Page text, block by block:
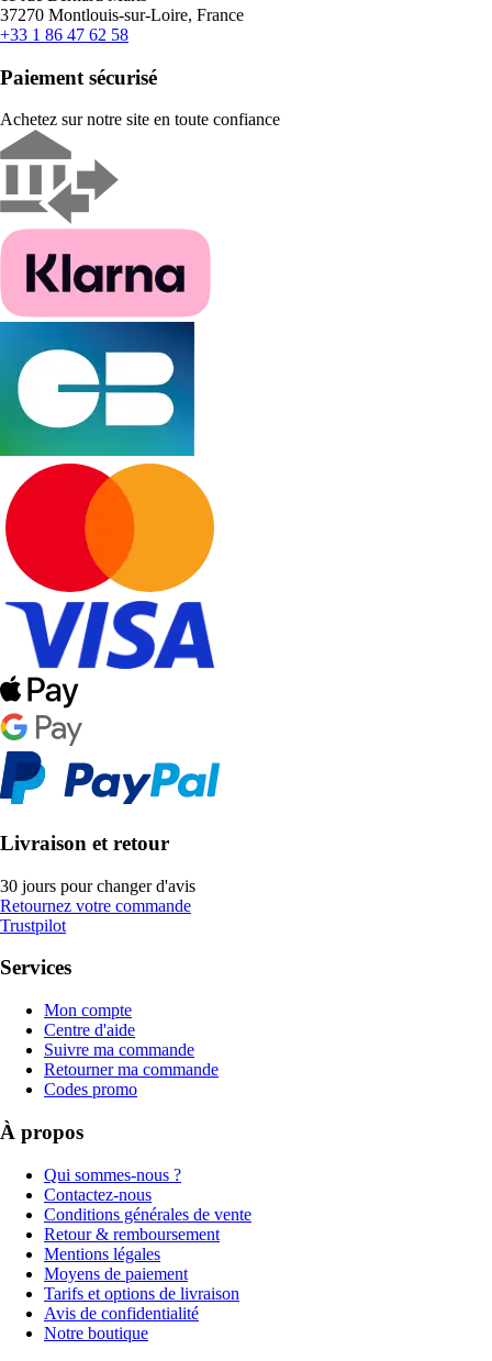
37270 Montlouis-sur-Loire, France
+33 1 86 47 62 58
Paiement sécurisé
Achetez sur notre site en toute confiance
Livraison et retour
30 jours pour changer d'avis
Retournez votre commande
Trustpilot
Services
Mon compte
Centre d'aide
Suivre ma commande
Retourner ma commande
Codes promo
À propos
Qui sommes-nous ?
Contactez-nous
Conditions générales de vente
Retour & remboursement
Mentions légales
Moyens de paiement
Tarifs et options de livraison
Avis de confidentialité
Notre boutique